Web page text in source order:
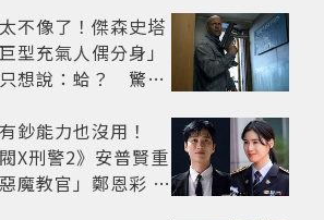
不像了！傑森史塔
型充氣人偶分身」
想說：蛤？ 驚喜
鈔能力也沒用！
閥X刑警2》安普賢重
魔教官」鄭恩彩 首